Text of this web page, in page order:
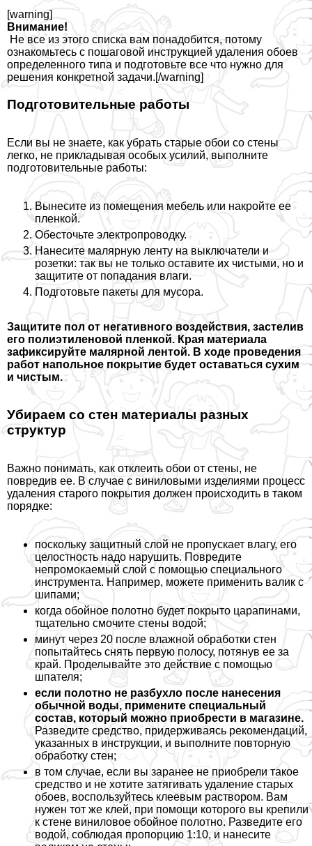
[warning]
Внимание!
Не все из этого списка вам понадобится, потому
ознакомьтесь с пошаговой инструкцией удаления обоев
определенного типа и подготовьте все что нужно для
решения конкретной задачи.[/warning]
Подготовительные работы
Если вы не знаете, как убрать старые обои со стены
легко, не прикладывая особых усилий, выполните
подготовительные работы:
Вынесите из помещения мебель или накройте ее
пленкой.
Обесточьте электропроводку.
Нанесите малярную ленту на выключатели и
розетки: так вы не только оставите их чистыми, но и
защитите от попадания влаги.
Подготовьте пакеты для мусора.
Защитите пол от негативного воздействия, застелив
его полиэтиленовой пленкой. Края материала
зафиксируйте малярной лентой. В ходе проведения
работ напольное покрытие будет оставаться сухим
и чистым.
Убираем со стен материалы разных
структур
Важно понимать, как отклеить обои от стены, не
повредив ее. В случае с виниловыми изделиями процесс
удаления старого покрытия должен происходить в таком
порядке:
поскольку защитный слой не пропускает влагу, его
целостность надо нарушить. Повредите
непромокаемый слой с помощью специального
инструмента. Например, можете применить валик с
шипами;
когда обойное полотно будет покрыто царапинами,
тщательно смочите стены водой;
минут через 20 после влажной обработки стен
попытайтесь снять первую полосу, потянув ее за
край. Проделывайте это действие с помощью
шпателя;
если полотно не разбухло после нанесения
обычной воды, примените специальный
состав, который можно приобрести в магазине.
Разведите средство, придерживаясь рекомендаций,
указанных в инструкции, и выполните повторную
обработку стен;
в том случае, если вы заранее не приобрели такое
средство и не хотите затягивать удаление старых
обоев, воспользуйтесь клеевым раствором. Вам
нужен тот же клей, при помощи которого вы крепили
к стене виниловое обойное полотно. Разведите его
водой, соблюдая пропорцию 1:10, и нанесите